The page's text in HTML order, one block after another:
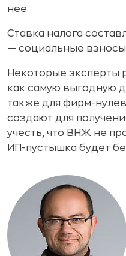
нее.
Ставка налога
— социальные
Некоторые эксперты
как самую выгодную
также для фирм-
создают для
учесть, что ВНЖ не
ИП-пустышка будет